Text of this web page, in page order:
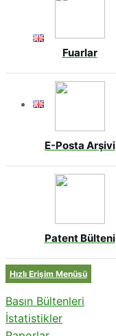
Fuarlar
E-Posta Arşivi
Patent Bülteni
Hızlı Erişim Menüsü
Basın Bültenleri
İstatistikler